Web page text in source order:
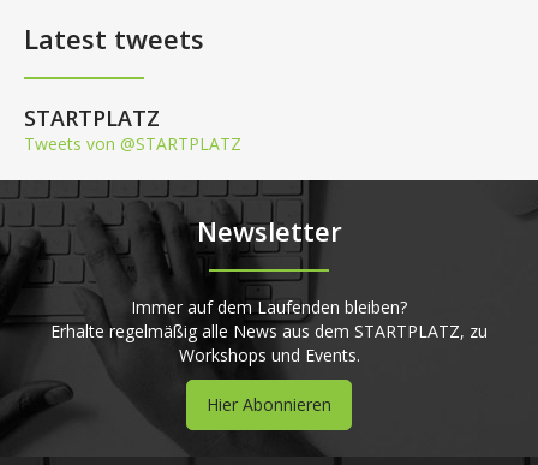
Latest tweets
STARTPLATZ
Tweets von @STARTPLATZ
Newsletter
Immer auf dem Laufenden bleiben?
Erhalte regelmäßig alle News aus dem STARTPLATZ, zu
Workshops und Events.
Hier Abonnieren